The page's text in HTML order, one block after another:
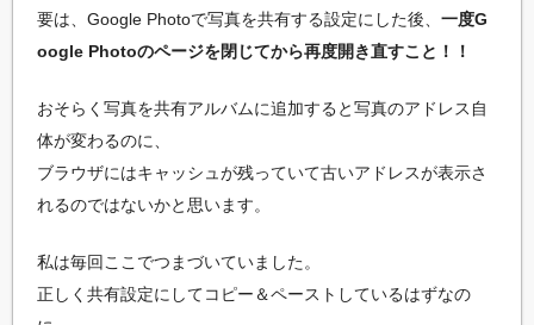
要は、Google Photoで写真を共有する設定にした後、 一度G
oogle Photoのページを閉じてから再度開き直すこと！！
おそらく写真を共有アルバムに追加すると写真のアドレス自
体が変わるのに、
ブラウザにはキャッシュが残っていて古いアドレスが表示さ
れるのではないかと思います。
私は毎回ここでつまづいていました。
正しく共有設定にしてコピー＆ペーストしているはずなの